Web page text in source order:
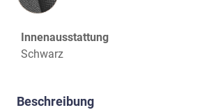
Innenausstattung
Schwarz
Beschreibung